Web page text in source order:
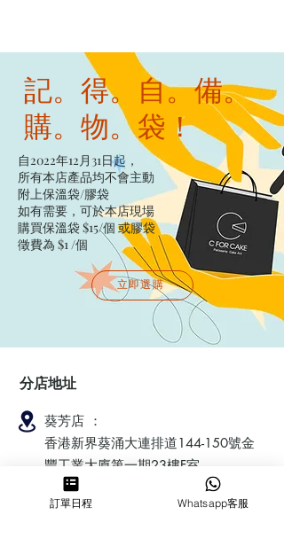
記。得。自。備。
購。物。袋！
自2022年12月31日起，
所有本店產品均不會主動
附上保溫袋/膠袋​
如有需要，可於本店現場
購買保溫袋 $15/個​ 或膠袋
徵費為 $1 /個
立即選購
分店地址
葵芳店 ：
香港新界葵涌大連排道144-150號金
豐工業大廈第一期23樓F室
鰂魚涌店：暫時停業
訂單日程 Whatsapp客服